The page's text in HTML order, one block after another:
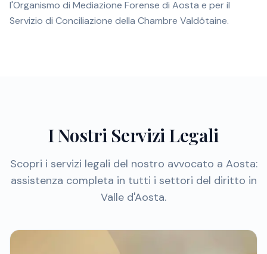
l'Organismo di Mediazione Forense di Aosta e per il
Servizio di Conciliazione della Chambre Valdôtaine.
I Nostri Servizi Legali
Scopri i servizi legali del nostro avvocato a Aosta:
assistenza completa in tutti i settori del diritto in
Valle d'Aosta.